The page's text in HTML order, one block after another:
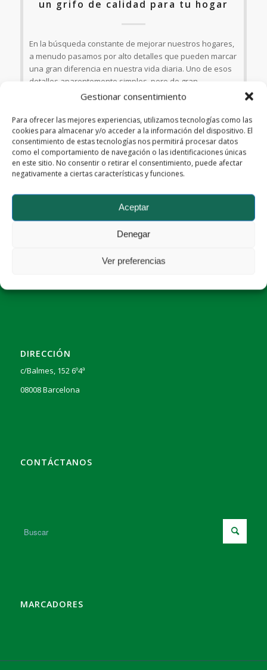
Gestionar consentimiento
Para ofrecer las mejores experiencias, utilizamos tecnologías como las
cookies para almacenar y/o acceder a la información del dispositivo. El
consentimiento de estas tecnologías nos permitirá procesar datos
como el comportamiento de navegación o las identificaciones únicas
en este sitio. No consentir o retirar el consentimiento, puede afectar
negativamente a ciertas características y funciones.
Aceptar
Denegar
Ver preferencias
un grifo de calidad para tu hogar
En la búsqueda constante de mejorar nuestros hogares,
a menudo pasamos por alto detalles que pueden marcar
una gran diferencia en nuestra vida diaria. Uno de esos
detalles aparentemente simples, pero de gran
importancia, es el grifo que elegimos…
febrero 26, 2024
DATOS DE LA EMPRESA
DIRECCIÓN
c/Balmes, 152 6º4ª
08008 Barcelona
CONTÁCTANOS
MARCADORES